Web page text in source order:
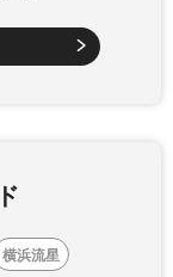
横浜流星